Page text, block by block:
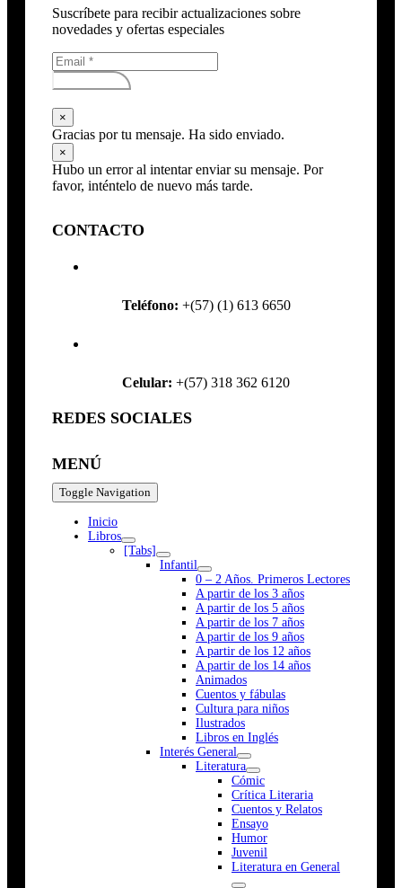
Suscríbete para recibir actualizaciones sobre
novedades y ofertas especiales
Subscribirse
×
Gracias por tu mensaje. Ha sido enviado.
×
Hubo un error al intentar enviar su mensaje. Por
favor, inténtelo de nuevo más tarde.
CONTACTO
Teléfono: +(57) (1) 613 6650
Celular: +(57) 318 362 6120
REDES SOCIALES
MENÚ
Toggle Navigation
Inicio
Libros
[Tabs]
Infantil
0 – 2 Años. Primeros Lectores
A partir de los 3 años
A partir de los 5 años
A partir de los 7 años
A partir de los 9 años
A partir de los 12 años
A partir de los 14 años
Animados
Cuentos y fábulas
Cultura para niños
Ilustrados
Libros en Inglés
Interés General
Literatura
Cómic
Crítica Literaria
Cuentos y Relatos
Ensayo
Humor
Juvenil
Literatura en General